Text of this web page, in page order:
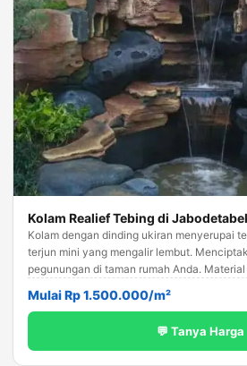
Kolam Realief Tebing di
Kolam dengan dinding ukiran menyerupai
terjun mini yang mengalir lembut.
pegunungan di taman rumah Anda.
Mulai Rp 1.500.000/m²
💬 Tanya Harga